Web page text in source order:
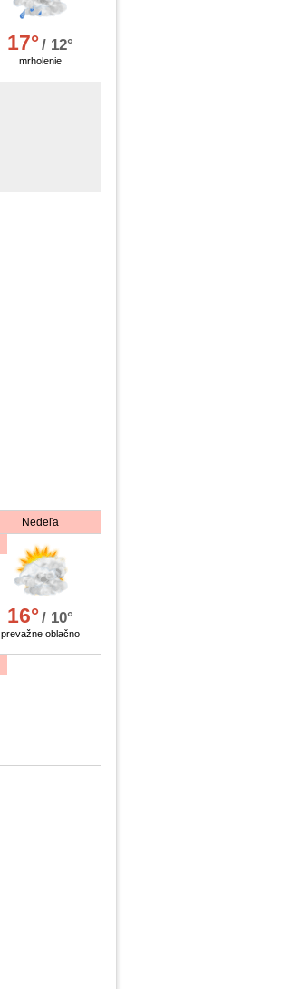
17°/ 12°
mrholenie
Nedeľa
16°/ 10°
prevažne oblačno